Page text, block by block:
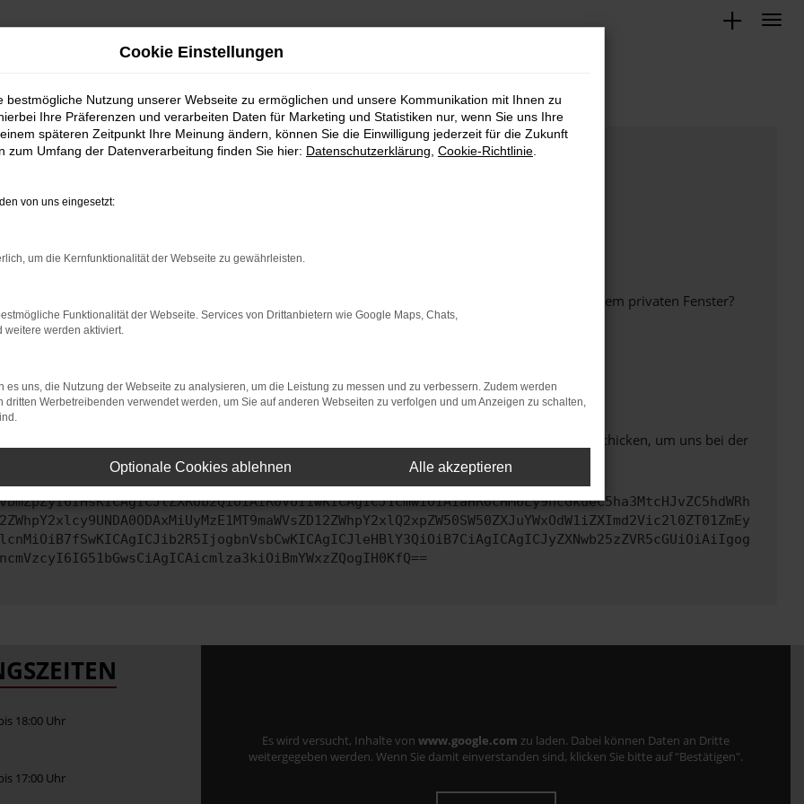
bestimmter Seiten verhindern. Funktioniert die Seite in einem anderen Browser oder in einem privaten Fenster?
beheben.
auf dem neuesten Stand sind.
kann auch dazu führen, dass bestimmte Funktionen nicht mehr unterstützt werden.
uns bitte. Wir werden versuchen, das Problem zu beheben. Du kannst uns diesen Text schicken, um uns bei der
18:00 Uhr
17:00 Uhr
Es wird versucht, Inhalte von www.google.com zu laden. Dabei können Daten an Dritte
weitergegeben werden. Wenn Sie damit einverstanden sind, klicken Sie bitte auf "Bestätigen".
Cookie Einstellungen
bestmögliche Nutzung unserer Webseite zu ermöglichen und unsere Kommunikation mit Ihnen zu
Ihre Präferenzen und verarbeiten Daten für Marketing und Statistiken nur, wenn Sie uns Ihre
späteren Zeitpunkt Ihre Meinung ändern, können Sie die Einwilligung jederzeit für die Zukunft
zum Umfang der Datenverarbeitung finden Sie hier: Datenschutzerklärung Cookie-Richtlinie
von uns eingesetzt:
um die Kernfunktionalität der Webseite zu gewährleisten.
Funktionalität der Webseite. Services von Drittanbietern wie Google Maps, Chats,
weitere werden aktiviert.
es uns, die Nutzung der Webseite zu analysieren, um die Leistung zu messen und zu verbessern. Zudem werden
dritten Werbetreibenden verwendet werden, um Sie auf anderen Webseiten zu verfolgen und um Anzeigen zu schalten,
Optionale Cookies ablehnen Alle akzeptieren